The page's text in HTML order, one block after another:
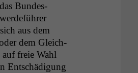
Bun­des­
aus dem
dem Gle­ich­
freie Wahl
Entschädi­gung